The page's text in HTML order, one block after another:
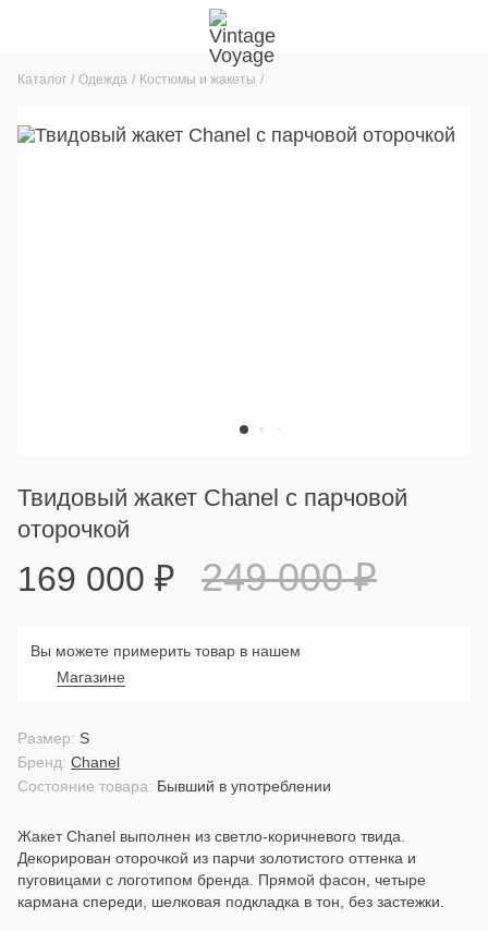
Каталог Одежда Костюмы и жакеты
Твидовый жакет Chanel с парчовой
оторочкой
169 000 ₽ 249 000₽
Вы можете примерить товар в нашем
Магазине
Состояние товара: Бывший в употреблении
Бренд: Chanel
Размер: S
Жакет Chanel выполнен из светло-коричневого твида.
Декорирован оторочкой из парчи золотистого оттенка и
пуговицами с логотипом бренда. Прямой фасон, четыре
кармана спереди, шелковая подкладка в тон, без застежки.